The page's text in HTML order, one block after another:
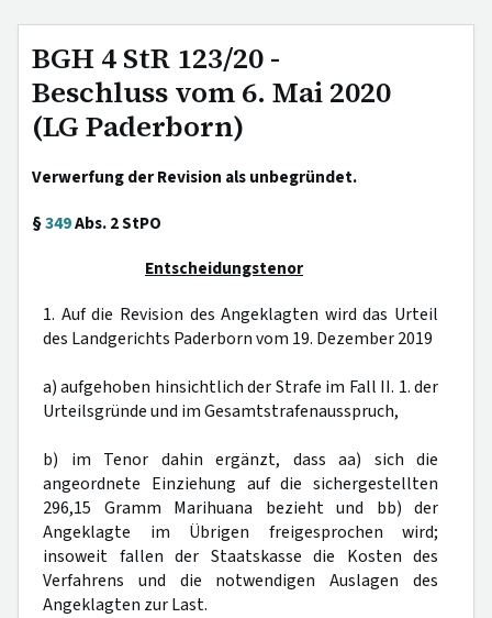
BGH 4 StR 123/20 -
Beschluss vom 6. Mai 2020
(LG Paderborn)
Verwerfung der Revision als unbegründet.
§349Abs. 2 StPO
Entscheidungstenor
1. Auf die Revision des Angeklagten wird das Urteil
des Landgerichts Paderborn vom 19. Dezember 2019
a) aufgehoben hinsichtlich der Strafe im Fall II. 1. der
Urteilsgründe und im Gesamtstrafenausspruch,
b) im Tenor dahin ergänzt, dass aa) sich die
angeordnete Einziehung auf die sichergestellten
296,15 Gramm Marihuana bezieht und bb) der
Angeklagte im Übrigen freigesprochen wird;
insoweit fallen der Staatskasse die Kosten des
Verfahrens und die notwendigen Auslagen des
Angeklagten zur Last.